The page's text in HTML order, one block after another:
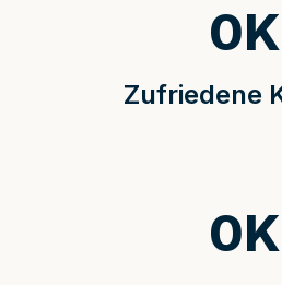
Zufriedene
0K
0K